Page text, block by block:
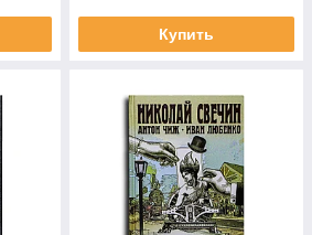
Купить